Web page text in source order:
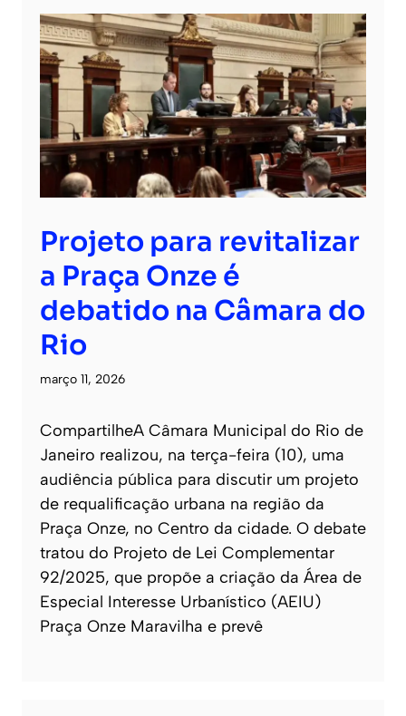
Projeto para revitalizar
a Praça Onze é
debatido na Câmara do
Rio
março 11, 2026
CompartilheA Câmara Municipal do Rio de
Janeiro realizou, na terça-feira (10), uma
audiência pública para discutir um projeto
de requalificação urbana na região da
Praça Onze, no Centro da cidade. O debate
tratou do Projeto de Lei Complementar
92/2025, que propõe a criação da Área de
Especial Interesse Urbanístico (AEIU)
Praça Onze Maravilha e prevê